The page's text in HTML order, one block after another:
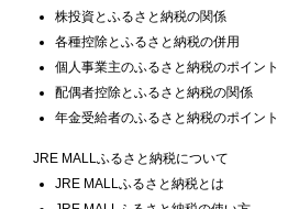
株投資とふるさと納税の関係
各種控除とふるさと納税の併用
個人事業主のふるさと納税のポイント
配偶者控除とふるさと納税の関係
年金受給者のふるさと納税のポイント
JRE MALLふるさと納税について
JRE MALLふるさと納税とは